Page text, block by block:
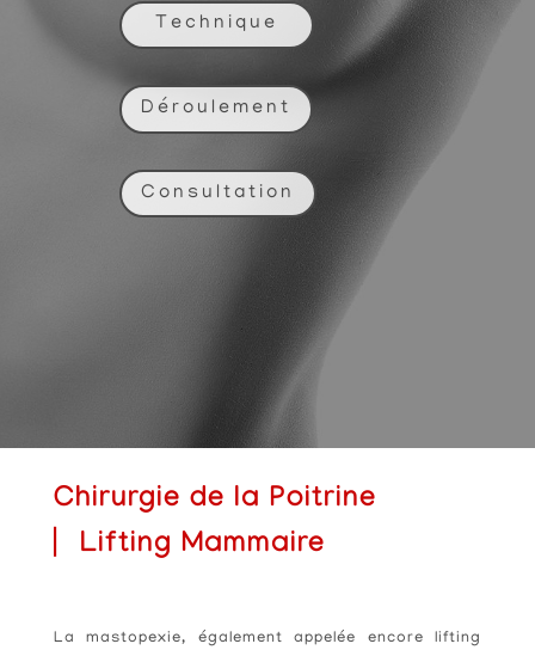
Technique
Déroulement
Consultation
Chirurgie de la Poitrine
⎸ Lifting Mammaire
La mastopexie, également appelée encore lifting